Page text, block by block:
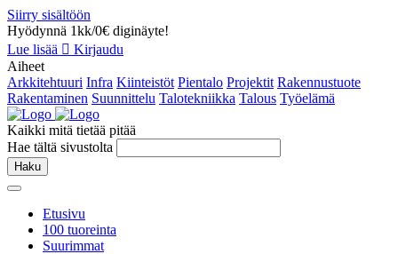
Siirry sisältöön
Hyödynnä 1kk/0€ diginäyte!
Lue lisää
Kirjaudu
Aiheet
Arkkitehtuuri Infra Kiinteistöt Pientalo Projektit Rakennustuote
Rakentaminen Suunnittelu Talotekniikka Talous Työelämä
Kaikki mitä tietää pitää
Hae tältä sivustolta
Haku
Etusivu
100 tuoreinta
Suurimmat